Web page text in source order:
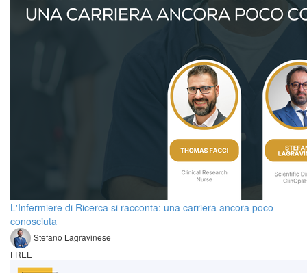
L'Infermiere di Ricerca si racconta: una carriera ancora poco
conosciuta
Stefano Lagravinese
FREE